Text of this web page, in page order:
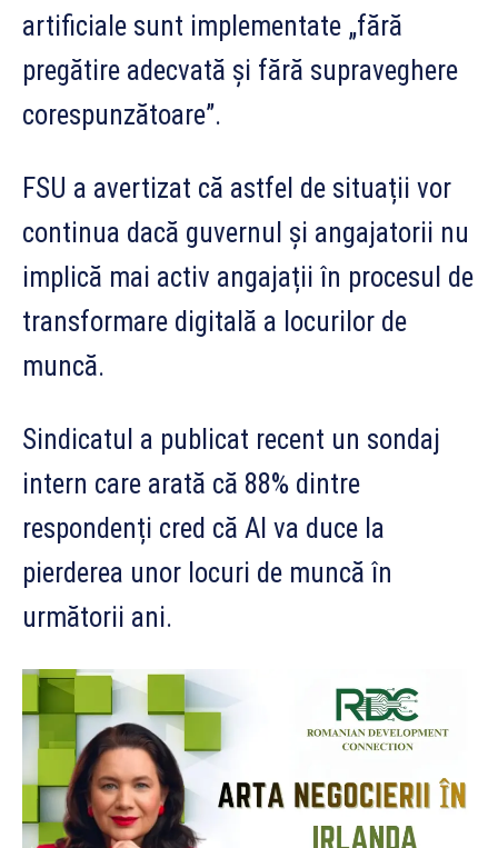
artificiale sunt implementate „fără
pregătire adecvată și fără supraveghere
corespunzătoare”.
FSU a avertizat că astfel de situații vor
continua dacă guvernul și angajatorii nu
implică mai activ angajații în procesul de
transformare digitală a locurilor de
muncă.
Sindicatul a publicat recent un sondaj
intern care arată că 88% dintre
respondenți cred că AI va duce la
pierderea unor locuri de muncă în
următorii ani.